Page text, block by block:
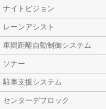
ナイトビジョン
レーンアシスト
車間距離自動制御システム
ソナー
駐車支援システム
センターデフロック